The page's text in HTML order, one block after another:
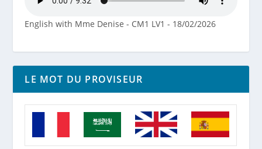
English with Mme Denise - CM1 LV1 - 18/02/2026
LE MOT DU PROVISEUR